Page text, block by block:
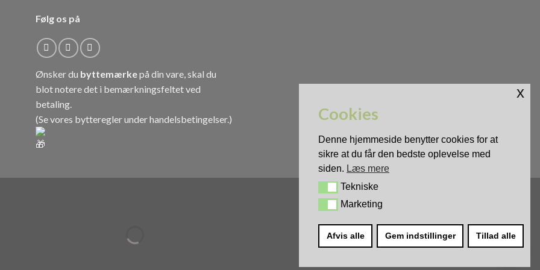
Følg os på
Ønsker du byttemærkepå din vare, skal du
blot notere det i bemærkningsfeltet ved
betaling.
(Se vores bytteregler underhandelsbetingelser.)
0
Cookies
Denne hjemmeside benytter cookies for at
sikre at du får den bedste oplevelse med
siden. Læs mere
Tekniske
Tekniske
Marketing
Marketing
Afvis alle Gem indstillinger Tillad alle
x